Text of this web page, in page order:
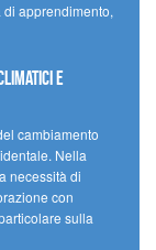
apprendimento,
e
cambiamento
Nella
necessità di
con
sulla